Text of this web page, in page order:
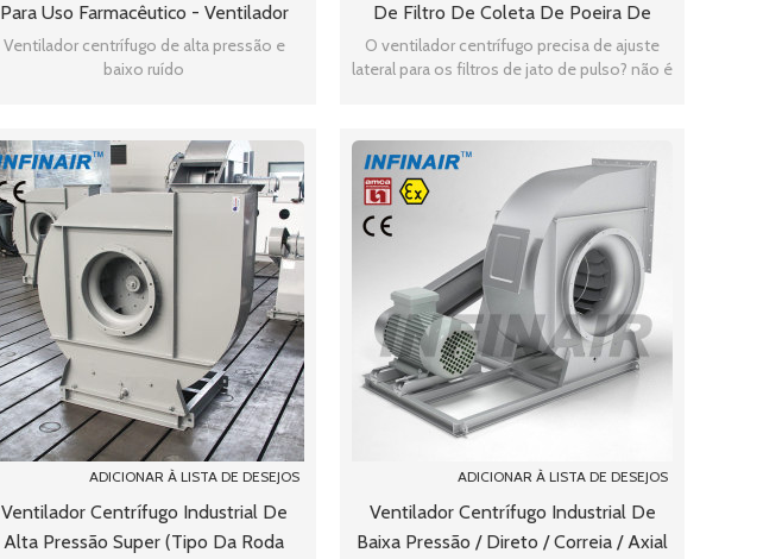
Para Uso Farmacêutico - Ventilador
Granulador De Leito Fluidizado
Ventilador centrífugo de alta pressão e
baixo ruído
De Filtro De Coleta De Poeira De
Limite De Altura Do Lado Do
Ventilador
O ventilador centrífugo precisa de ajuste
lateral para os filtros de jato de pulso? não é
ADICIONAR À LISTA DE DESEJOS
Ventilador Centrífugo Industrial De
Alta Pressão Super (tipo Da Roda
ADICIONAR À LISTA DE DESEJOS
Ventilador Centrífugo Industrial De
Baixa Pressão / Direto / Correia / Axial